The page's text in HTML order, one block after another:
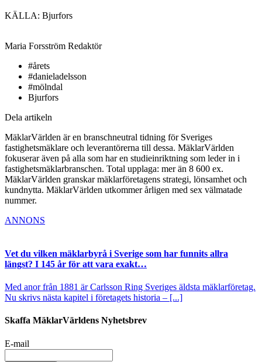
KÄLLA: Bjurfors
Maria Forsström Redaktör
#årets
#danieladelsson
#mölndal
Bjurfors
Dela artikeln
MäklarVärlden är en branschneutral tidning för Sveriges
fastighetsmäklare och leverantörerna till dessa. MäklarVärlden
fokuserar även på alla som har en studieinriktning som leder in i
fastighetsmäklarbranschen. Total upplaga: mer än 8 600 ex.
MäklarVärlden granskar mäklarföretagens strategi, lönsamhet och
kundnytta. MäklarVärlden utkommer årligen med sex välmatade
nummer.
ANNONS
Vet du vilken mäklarbyrå i Sverige som har funnits allra
längst? I 145 år för att vara exakt…
Med anor från 1881 är Carlsson Ring Sveriges äldsta mäklarföretag.
Nu skrivs nästa kapitel i företagets historia – [...]
Skaffa MäklarVärldens Nyhetsbrev
E-mail